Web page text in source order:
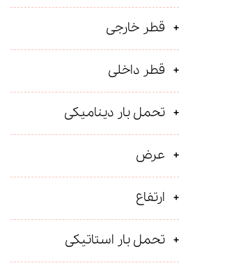
قطر خارجی
قطر داخلی
تحمل بار دینامیکی
عرض
ارتفاع
تحمل بار استاتیکی